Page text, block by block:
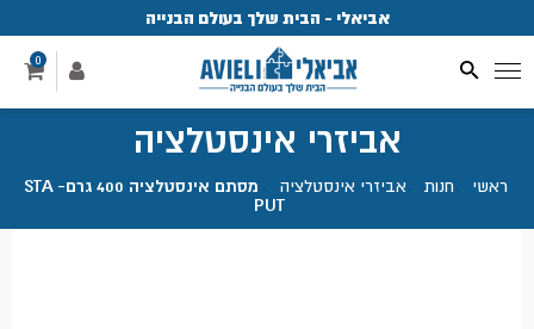
אביאלי - הבית שלך בעולם הבנייה
0
אביזרי אינסטלציה
ראשי חנות אביזרי אינסטלציה
מסתם אינסטלציה 400 גרם- STA
PUT